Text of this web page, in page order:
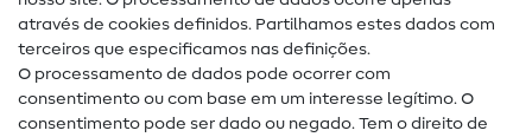
Contacto
Mudança de proprietário
através de cookies definidos. Partilhamos estes dados com
terceiros que especificamos nas definições.
O processamento de dados pode ocorrer com
consentimento ou com base em um interesse legítimo. O
consentimento pode ser dado ou negado. Tem o direito de